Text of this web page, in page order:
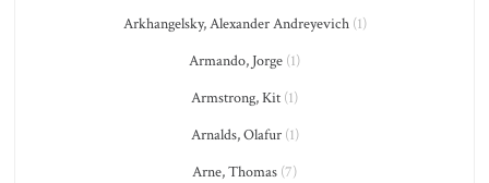
Arkhangelsky, Alexander Andreyevich(1)
Armando, Jorge (1)
Armstrong, Kit (1)
Arnalds, Olafur(1)
Arne, Thomas (7)